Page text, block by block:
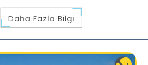
Daha Fazla Bilgi